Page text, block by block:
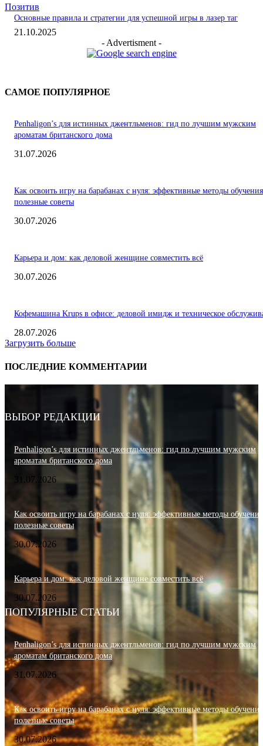
Позитив
Основные правила и стратегии для успешной игры в лазер таг
21.10.2025
- Advertisment -
САМОЕ ПОПУЛЯРНОЕ
Penhaligon’s для истинных джентльменов: гид по лучшим мужским
ароматам британского дома
31.07.2026
Как освоить игру на барабанах с нуля: эффективные методы
полезные советы
30.07.2026
Карьера и дом: как деловой женщине совместить всё
30.07.2026
Кофемашина Krups в офисе: деловой имидж и техническое
28.07.2026
Загрузить больше
ПОСЛЕДНИЕ КОММЕНТАРИИ
ВЫБОР РЕДАКЦИИ
Penhaligon’s для истинных джентльменов: гид по лучшим мужским
ароматам британского дома
31.07.2026
Как освоить игру на барабанах с нуля: эффективные методы
полезные советы
30.07.2026
Карьера и дом: как деловой женщине совместить всё
30.07.2026
ПОПУЛЯРНЫЕ СТАТЬИ
Penhaligon’s для истинных джентльменов: гид по лучшим мужским
ароматам британского дома
31.07.2026
Как освоить игру на барабанах с нуля: эффективные методы
полезные советы
30.07.2026